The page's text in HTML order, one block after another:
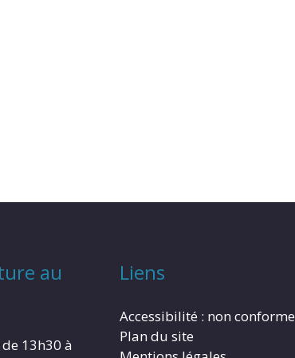
au
13h30 à
Liens
Accessibilité : non conforme
Plan du site